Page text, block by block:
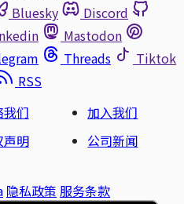
Bluesky
Discord
Mastodon
Threads
Tiktok
RSS
们
加入我们
声明
公司新闻
隐私政策 服务条款